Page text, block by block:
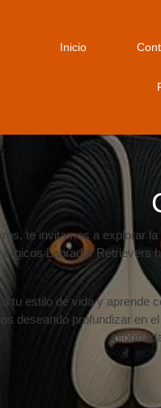
Inicio
te invitamos a explorar
Labrador
tu estilo de vida y aprende
deseando profundizar en